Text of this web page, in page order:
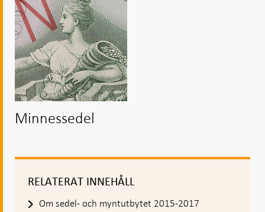
Minnessedel
RELATERAT INNEHÅLL
Om sedel- och myntutbytet 2015-2017